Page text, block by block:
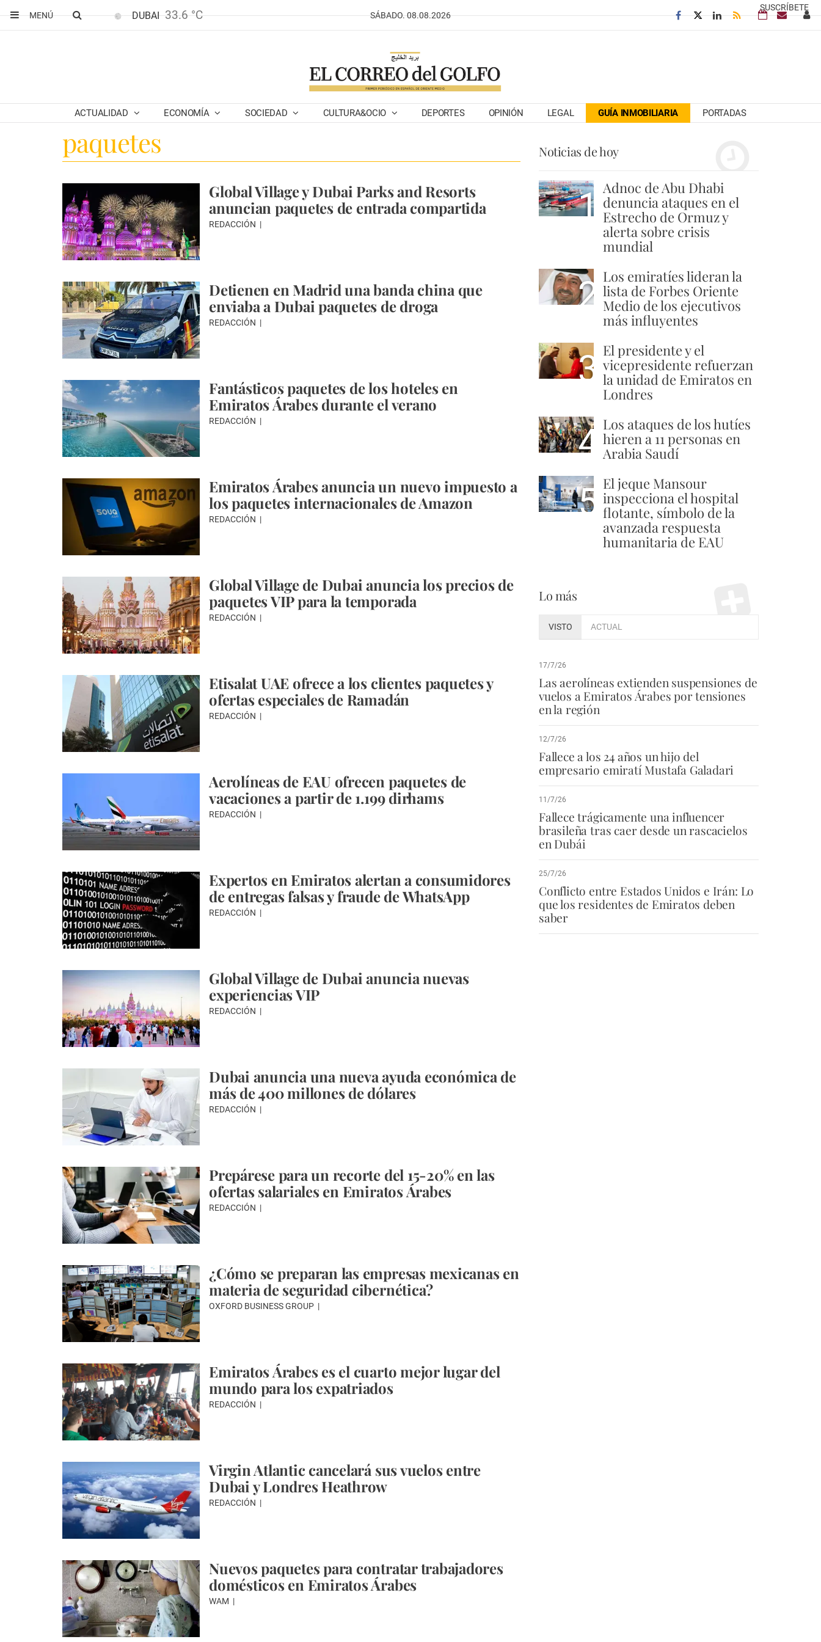
SUSCRÍBETE
MENÚ
DUBAI 33.6 °C SÁBADO. 08.08.2026
ACTUALIDAD ECONOMÍA SOCIEDAD CULTURA&OCIO DEPORTES OPINIÓN LEGAL GUÍA INMOBILIARIA PORTADAS
paquetes
Global Village y Dubai Parks and Resorts
anuncian paquetes de entrada compartida
REDACCIÓN
Detienen en Madrid una banda china que
enviaba a Dubai paquetes de droga
REDACCIÓN
Fantásticos paquetes de los hoteles en
Emiratos Árabes durante el verano
REDACCIÓN
Emiratos Árabes anuncia un nuevo impuesto a
los paquetes internacionales de Amazon
REDACCIÓN
Global Village de Dubai anuncia los precios de
paquetes VIP para la temporada
REDACCIÓN
Etisalat UAE ofrece a los clientes paquetes y
ofertas especiales de Ramadán
REDACCIÓN
Aerolíneas de EAU ofrecen paquetes de
vacaciones a partir de 1.199 dirhams
REDACCIÓN
Expertos en Emiratos alertan a consumidores
de entregas falsas y fraude de WhatsApp
REDACCIÓN
Global Village de Dubai anuncia nuevas
experiencias VIP
REDACCIÓN
Dubai anuncia una nueva ayuda económica de
más de 400 millones de dólares
REDACCIÓN
Prepárese para un recorte del 15-20% en las
ofertas salariales en Emiratos Árabes
REDACCIÓN
¿Cómo se preparan las empresas mexicanas en
materia de seguridad cibernética?
OXFORD BUSINESS GROUP
Emiratos Árabes es el cuarto mejor lugar del
mundo para los expatriados
REDACCIÓN
Virgin Atlantic cancelará sus vuelos entre
Dubai y Londres Heathrow
REDACCIÓN
Nuevos paquetes para contratar trabajadores
domésticos en Emiratos Árabes
WAM
Noticias de hoy
1 Adnoc de Abu Dhabi
denuncia ataques en el
Estrecho de Ormuz y
alerta sobre crisis
mundial
2 Los emiratíes lideran la
lista de Forbes Oriente
Medio de los ejecutivos
más influyentes
3 El presidente y el
vicepresidente refuerzan
la unidad de Emiratos en
Londres
4 Los ataques de los hutíes
hieren a 11 personas en
Arabia Saudí
5 El jeque Mansour
inspecciona el hospital
flotante, símbolo de la
avanzada respuesta
humanitaria de EAU
Lo más
VISTO ACTUAL
17/7/26
Las aerolíneas extienden suspensiones de
vuelos a Emiratos Árabes por tensiones
en la región
12/7/26
Fallece a los 24 años un hijo del
empresario emiratí Mustafa Galadari
11/7/26
Fallece trágicamente una influencer
brasileña tras caer desde un rascacielos
en Dubái
25/7/26
Conflicto entre Estados Unidos e Irán: Lo
que los residentes de Emiratos deben
saber